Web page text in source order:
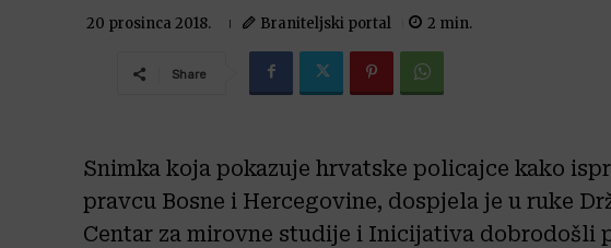
20 prosinca 2018. Braniteljski portal 2 min.
Share
Snimka koja pokazuje hrvatske policajce kako
pravcu Bosne i Hercegovine, dospjela je u ruke
Centar za mirovne studije i Inicijativa dobrodošli